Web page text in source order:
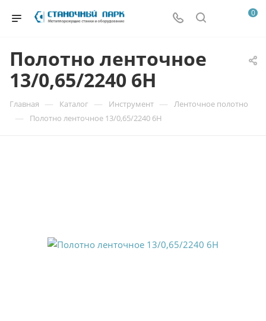
0
Полотно ленточное
13/0,65/2240 6H
Главная — Каталог — Инструмент — Ленточное полотно
— Полотно ленточное 13/0,65/2240 6H